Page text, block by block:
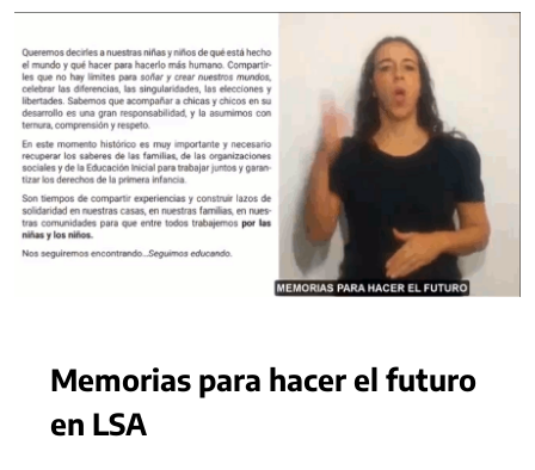
Memorias para hacer el futuro
en LSA